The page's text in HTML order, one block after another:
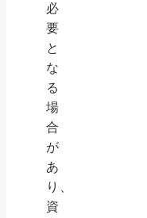
必
要
と
な
る
場
合
が
あ
り、
資